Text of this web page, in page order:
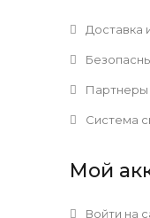
Доставка
Партнеры
Система
Мой
Войти на